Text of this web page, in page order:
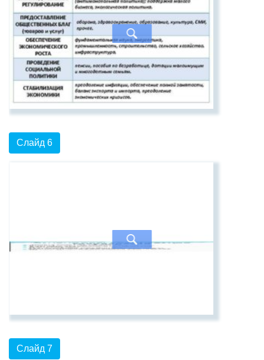
Слайд 6
Слайд 7